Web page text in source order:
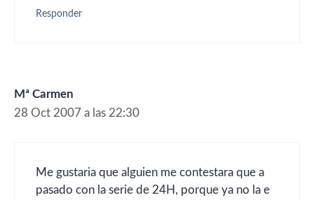
Responder
Mª Carmen
28 Oct 2007 a las 22:30
Me gustaria que alguien me contestara que a
pasado con la serie de 24H, porque ya no la e